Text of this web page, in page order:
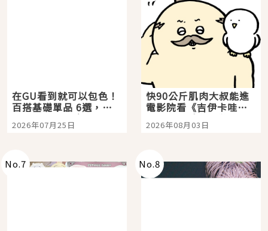
在GU看到就可以包色！
百搭基礎單品 6選，閉
眼全收也不心疼
2026年07月25日
快90公斤肌肉大叔能進
電影院看《吉伊卡哇》
嗎？日本重金屬樂團
「打首」會長與nagano
2026年08月03日
No.7 No.8